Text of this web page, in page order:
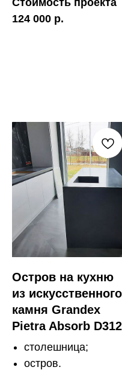
124 000 р.
Остров на кухню
из искусственного
камня Grandex
Pietra Absorb D312
столешница;
остров.